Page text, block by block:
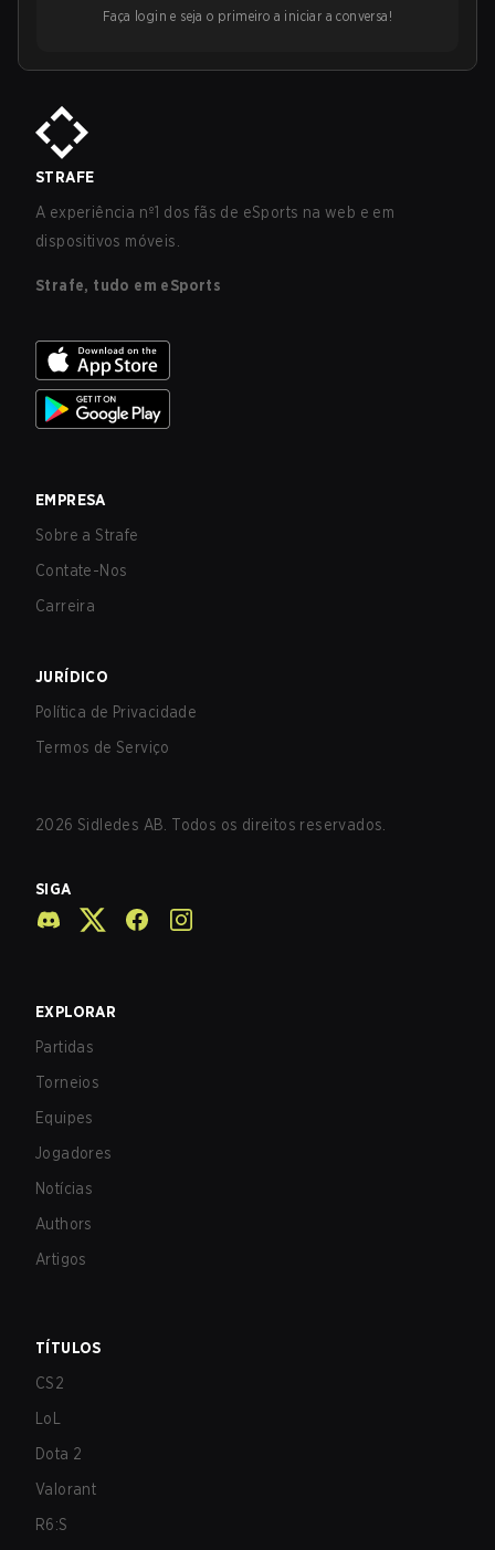
Faça login e seja o primeiro a iniciar a conversa!
STRAFE
A experiência nº1 dos fãs de eSports na web e em
dispositivos móveis.
Strafe, tudo em eSports
EMPRESA
Sobre a Strafe
Contate-Nos
Carreira
JURÍDICO
Política de Privacidade
Termos de Serviço
2026 Sidledes AB. Todos os direitos reservados.
SIGA
EXPLORAR
Partidas
Torneios
Equipes
Jogadores
Notícias
Authors
Artigos
TÍTULOS
CS2
LoL
Dota 2
Valorant
R6:S